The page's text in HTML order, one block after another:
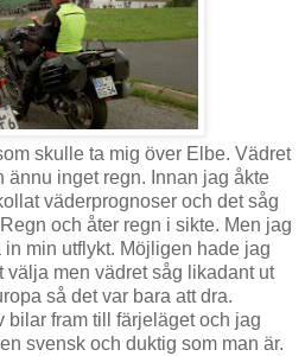
skulle ta mig över Elbe. Vädret
ännu inget regn. Innan jag åkte
väderprognoser och det såg
och åter regn i sikte. Men jag
min utflykt. Möjligen hade jag
välja men vädret såg likadant ut
så det var bara att dra.
bilar fram till färjeläget och jag
svensk och duktig som man är.